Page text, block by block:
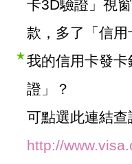
卡3D驗證」視
款，多了「信
我的信用卡發
證」？
可點選此連結查
http://